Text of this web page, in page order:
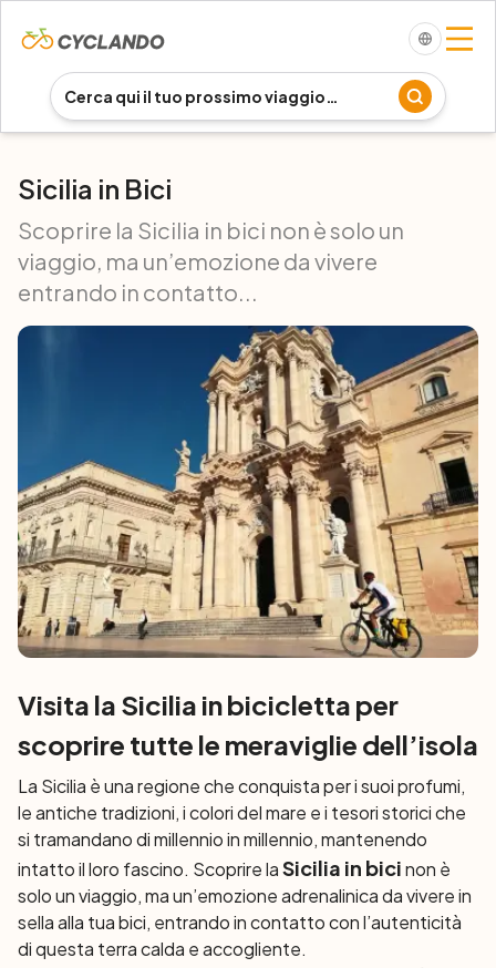
Sicilia in Bici
Scoprire la Sicilia in bici non è solo un
viaggio, ma un’emozione da vivere
entrando in contatto...
Visita la Sicilia in bicicletta per
scoprire tutte le meraviglie dell’isola
La Sicilia è una regione che conquista per i suoi profumi,
le antiche tradizioni, i colori del mare e i tesori storici che
si tramandano di millennio in millennio, mantenendo
intatto il loro fascino. Scoprire laSicilia in bicinon è
solo un viaggio, ma un’emozione adrenalinica da vivere in
sella alla tua bici, entrando in contatto con l’autenticità
di questa terra calda e accogliente.